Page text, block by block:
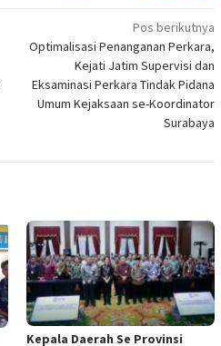
Pos berikutnya
Optimalisasi Penanganan Perkara,
Kejati Jatim Supervisi dan
Eksaminasi Perkara Tindak Pidana
Umum Kejaksaan se-Koordinator
Surabaya
Kepala Daerah Se Provinsi